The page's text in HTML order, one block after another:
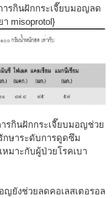
กินฝักกระเจี๊ยบมอญลด
misoprotol}
รกินฝักกระเจี๊ยบมอญช่วย
กษาระดับการดูดซึม
มาะกับผู้ป่วยโรคเบา
ญยังช่วยลดคอเลสเตอรอล